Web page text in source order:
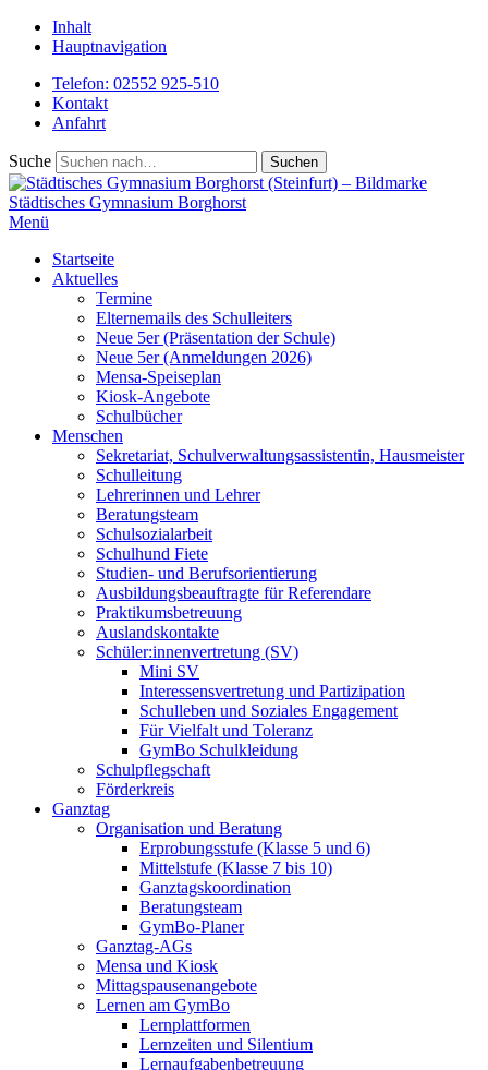
Inhalt
Hauptnavigation
Telefon: 02552 925-510
Kontakt
Anfahrt
Suche
Städtisches Gymnasium Borghorst
Menü
Startseite
Aktuelles
Termine
Elternemails des Schulleiters
Neue 5er (Präsentation der Schule)
Neue 5er (Anmeldungen 2026)
Mensa-Speiseplan
Kiosk-Angebote
Schulbücher
Menschen
Sekretariat, Schulverwaltungsassistentin, Hausmeister
Schulleitung
Lehrerinnen und Lehrer
Beratungsteam
Schulsozialarbeit
Schulhund Fiete
Studien- und Berufsorientierung
Ausbildungsbeauftragte für Referendare
Praktikumsbetreuung
Auslandskontakte
Schüler:innenvertretung (SV)
Mini SV
Interessensvertretung und Partizipation
Schulleben und Soziales Engagement
Für Vielfalt und Toleranz
GymBo Schulkleidung
Schulpflegschaft
Förderkreis
Ganztag
Organisation und Beratung
Erprobungsstufe (Klasse 5 und 6)
Mittelstufe (Klasse 7 bis 10)
Ganztagskoordination
Beratungsteam
GymBo-Planer
Ganztag-AGs
Mensa und Kiosk
Mittagspausenangebote
Lernen am GymBo
Lernplattformen
Lernzeiten und Silentium
Lernaufgabenbetreuung